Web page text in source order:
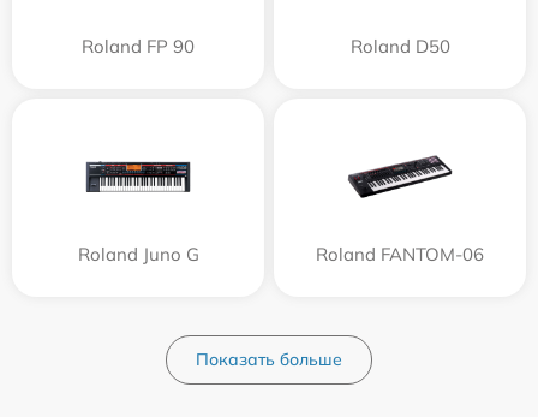
Roland FP 90 Roland D50
Roland Juno G Roland FANTOM-06
Показать больше